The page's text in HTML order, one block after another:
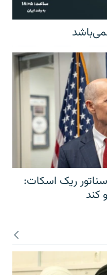
ریک اسکات:
کند